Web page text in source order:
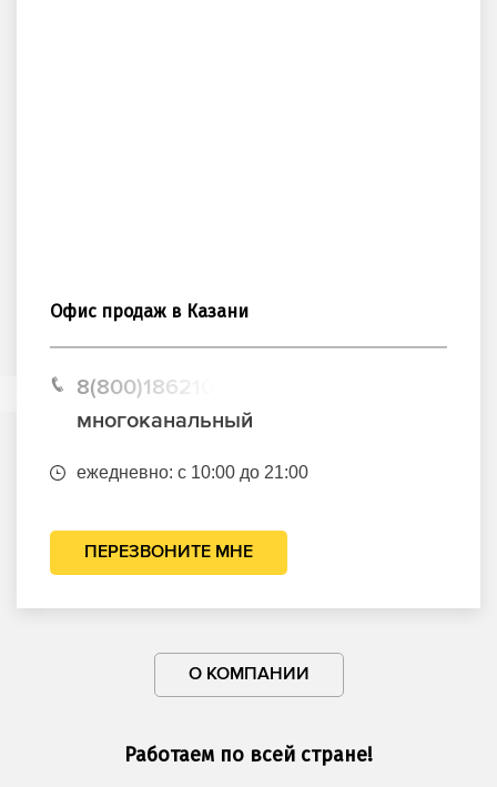
Офис продаж в Казани
8(800)1862102
многоканальный
ежедневно: с 10:00 до 21:00
ПЕРЕЗВОНИТЕ МНЕ
О КОМПАНИИ
Работаем по всей стране!